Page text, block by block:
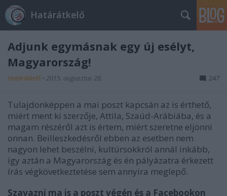
Határátkelő
Adjunk egymásnak egy új esélyt,
Magyarország!
Határátkelő • 2015. augusztus 28. 247
Tulajdonképpen a mai poszt kapcsán az is érthető,
miért ment ki szerzője, Attila, Szaúd-Arábiába, és a
magam részéről azt is értem, miért szeretne eljönni
onnan. Beilleszkedésről ebben az esetben nem
nagyon lehet beszélni, kultúrsokkról annál inkább,
így aztán a Magyarország és én pályázatra érkezett
írás végkövetkeztetése sem annyira meglepő.
Szavazni ma is a poszt végén és a Facebookon